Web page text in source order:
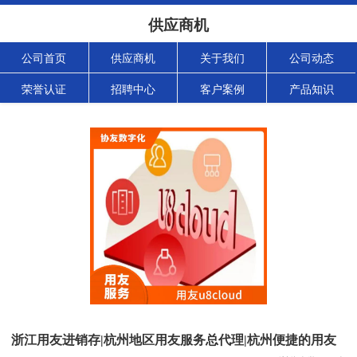
供应商机
公司首页 供应商机 关于我们 公司动态
荣誉认证 招聘中心 客户案例 产品知识
浙江用友进销存|杭州地区用友服务总代理|杭州便捷的用友